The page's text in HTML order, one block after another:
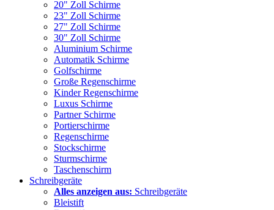
20" Zoll Schirme
23" Zoll Schirme
27" Zoll Schirme
30" Zoll Schirme
Aluminium Schirme
Automatik Schirme
Golfschirme
Große Regenschirme
Kinder Regenschirme
Luxus Schirme
Partner Schirme
Portierschirme
Regenschirme
Stockschirme
Sturmschirme
Taschenschirm
Schreibgeräte
Alles anzeigen aus: Schreibgeräte
Bleistift